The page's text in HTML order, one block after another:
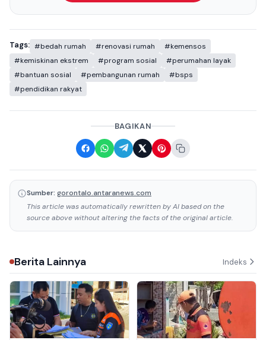
Tags: #bedah rumah #renovasi rumah
#kemensos
#kemiskinan ekstrem
#program sosial
#perumahan layak
#bantuan sosial
#pembangunan rumah
#bsps
#pendidikan rakyat
BAGIKAN
Sumber: gorontalo.antaranews.com
This article was automatically rewritten by AI based on the
source above without altering the facts of the original article.
Berita Lainnya Indeks